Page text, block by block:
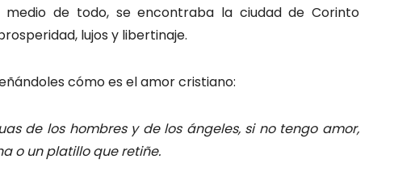
medio de todo, se encontraba la ciudad de Corinto
lujos y libertinaje.
cómo es el amor cristiano:
de los hombres y de los ángeles, si no tengo amor,
o un platillo que retiñe.